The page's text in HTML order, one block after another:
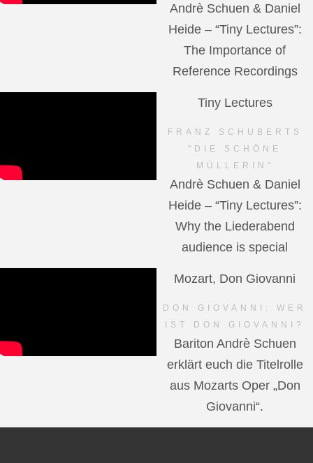
Andrè Schuen & Daniel
Heide – “Tiny Lectures”:
The Importance of
Reference Recordings
Tiny Lectures
FRANZ SCHUBERTS
"DIE SCHÖNE
MÜLLERIN"
Andrè Schuen & Daniel
Heide – “Tiny Lectures”:
Why the Liederabend
audience is special
Mozart, Don Giovanni
DON GIOVANNI: WER
IST DON GIOVANNI?
Bariton Andrè Schuen
erklärt euch die Titelrolle
aus Mozarts Oper „Don
Giovanni“.